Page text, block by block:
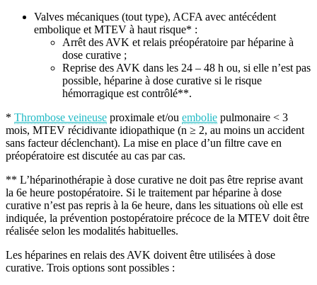
Valves mécaniques (tout type), ACFA avec antécédent
embolique et MTEV à haut risque* :
Arrêt des AVK et relais préopératoire par héparine à
dose curative ;
Reprise des AVK dans les 24 – 48 h ou, si elle n’est pas
possible, héparine à dose curative si le risque
hémorragique est contrôlé**.
* Thrombose veineuse proximale et/ou embolie pulmonaire < 3
mois, MTEV récidivante idiopathique (n ≥ 2, au moins un accident
sans facteur déclenchant). La mise en place d’un filtre cave en
préopératoire est discutée au cas par cas.
** L’héparinothérapie à dose curative ne doit pas être reprise avant
la 6e heure postopératoire. Si le traitement par héparine à dose
curative n’est pas repris à la 6e heure, dans les situations où elle est
indiquée, la prévention postopératoire précoce de la MTEV doit être
réalisée selon les modalités habituelles.
Les héparines en relais des AVK doivent être utilisées à dose
curative. Trois options sont possibles :